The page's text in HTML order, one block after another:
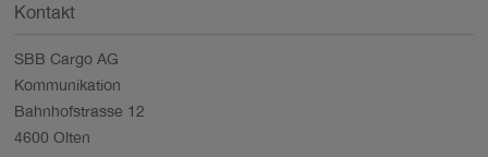
Kontakt
SBB Cargo AG
Kommunikation
Bahnhofstrasse 12
4600 Olten